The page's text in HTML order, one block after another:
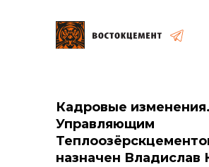
Объекты
общая информация
Кадровые изменения.
Управляющим
назначен Владислав